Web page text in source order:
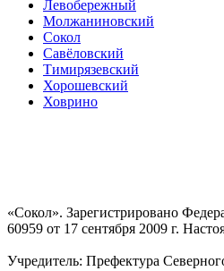
Левобережный
Молжаниновский
Сокол
Савёловский
Тимирязевский
Хорошевский
Ховрино
«Сокол». Зарегистрировано
60959 от 17 сентября 2009 г.
Учредитель: Префектура